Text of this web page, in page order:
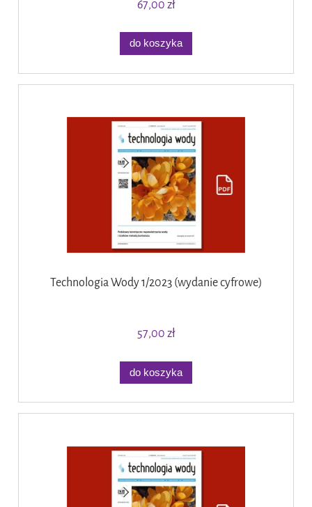
67,00 zł
do koszyka
Technologia Wody 1/2023 (wydanie cyfrowe)
57,00 zł
do koszyka